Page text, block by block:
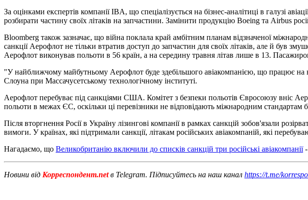
За оцінками експертів компанії IBA, що спеціалізується на бізнес-аналітиці в галузі
розбирати частину своїх літаків на запчастини. Замінити продукцію Boeing та Airbus
Bloomberg також зазначає, що війна поклала край амбітним планам відзначеної
санкції Аерофлот не тільки втратив доступ до запчастин для своїх літаків, але й був
Аерофлот виконував польоти в 56 країн, а на середину травня літав лише в 13.
"У найближчому майбутньому Аерофлот буде здебільшого авіакомпанією, що працює
Слоуна при Массачусетському технологічному інституті.
Аерофлот перебуває під санкціями США. Комітет з безпеки польотів Євросоюзу вніс
польоти в межах ЄС, оскільки ці перевізники не відповідають міжнародним стандартам
Після вторгнення Росії в Україну лізингові компанії в рамках санкцій зобов'язали
вимоги. У країнах, які підтримали санкції, літакам російських авіакомпаній, які
Нагадаємо, що Великобританію включили до списків санкцій три російські авіакомпанії-
Новини від Корреспондент.netв Telegram. Підписуйтесь на наш канал https://t.me/